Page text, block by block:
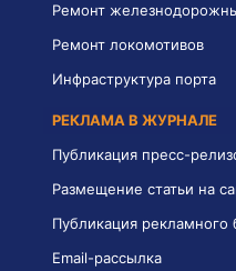
Ремонт
Ремонт локомотивов
Инфраструктура порта
РЕКЛАМА В ЖУРНАЛЕ
Публикация пресс-
Размещение статьи на
Публикация рекламного
Email-рассылка